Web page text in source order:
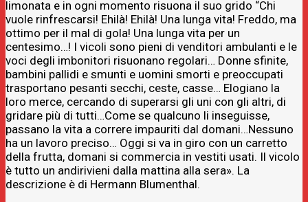
limonata e in ogni momento risuona il suo grido “Chi
vuole rinfrescarsi! Ehilà! Ehilà! Una lunga vita! Freddo, ma
ottimo per il mal di gola! Una lunga vita per un
centesimo…! I vicoli sono pieni di venditori ambulanti e le
voci degli imbonitori risuonano regolari… Donne sfinite,
bambini pallidi e smunti e uomini smorti e preoccupati
trasportano pesanti secchi, ceste, casse… Elogiano la
loro merce, cercando di superarsi gli uni con gli altri, di
gridare più di tutti…Come se qualcuno li inseguisse,
passano la vita a correre impauriti dal domani…Nessuno
ha un lavoro preciso… Oggi si va in giro con un carretto
della frutta, domani si commercia in vestiti usati. Il vicolo
è tutto un andirivieni dalla mattina alla sera». La
descrizione è di Hermann Blumenthal.